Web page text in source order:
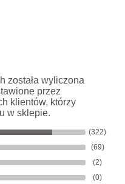
została wyliczona
przez
klientów, którzy
w sklepie.
(322)
(69)
(2)
(0)